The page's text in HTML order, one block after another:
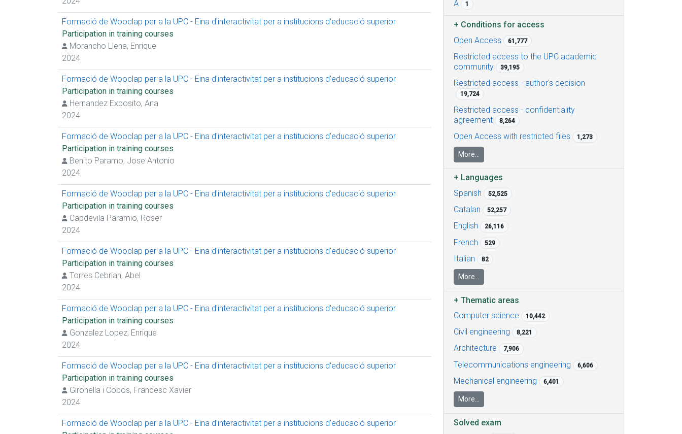
Formació de Wooclap per a la UPC - Eina d'interactivitat per a institucions d'educació superior
Participation in training courses
Morancho Llena, Enrique
2024
Formació de Wooclap per a la UPC - Eina d'interactivitat per a institucions d'educació superior
Participation in training courses
Hernandez Exposito, Ana
2024
Formació de Wooclap per a la UPC - Eina d'interactivitat per a institucions d'educació superior
Participation in training courses
Benito Paramo, Jose Antonio
2024
Formació de Wooclap per a la UPC - Eina d'interactivitat per a institucions d'educació superior
Participation in training courses
Capdevila Paramio, Roser
2024
Formació de Wooclap per a la UPC - Eina d'interactivitat per a institucions d'educació superior
Participation in training courses
Torres Cebrian, Abel
2024
Formació de Wooclap per a la UPC - Eina d'interactivitat per a institucions d'educació superior
Participation in training courses
Gonzalez Lopez, Enrique
2024
Formació de Wooclap per a la UPC - Eina d'interactivitat per a institucions d'educació superior
Participation in training courses
Gironella i Cobos, Francesc Xavier
2024
Formació de Wooclap per a la UPC - Eina d'interactivitat per a institucions d'educació superior
A 1
+ Conditions for access
Open Access
61,777
Restricted access to the UPC academic
community
39,195
Restricted access - author's decision
19,724
Restricted access - confidentiality
agreement
8,264
Open Access with restricted files 1,273
More...
+ Languages
Spanish
52,525
Catalan 52,257
English 26,116
French 529
Italian 82
More...
+Thematic areas
Computer science
10,442
Civil engineering 8,221
Architecture 7,906
Telecommunications engineering 6,606
Mechanical engineering 6,401
More...
Solved exam